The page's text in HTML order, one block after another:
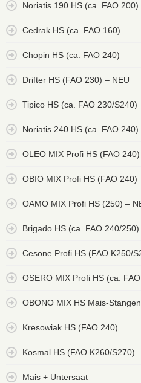
Noriatis 190 HS (ca. FAO
Cedrak HS (ca. FAO 160)
Chopin HS (ca. FAO 240)
Drifter HS (FAO 230) – NEU
Tipico HS (ca. FAO 230/S240)
Noriatis 240 HS (ca. FAO 240)
OLEO MIX Profi HS (FAO 240)
OBIO MIX Profi HS (FAO 240)
OAMO MIX Profi HS (250) –
Brigado HS (ca. FAO 240/250)
Cesone Profi HS (FAO K250/
OSERO MIX Profi HS (ca.
OBONO MIX HS Mais-
Kresowiak HS (FAO 240)
Kosmal HS (FAO K260/S270)
Mais + Untersaat